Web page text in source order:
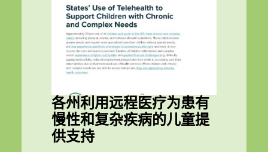
各州利用远程医疗为患有
慢性和复杂疾病的儿童提
供支持